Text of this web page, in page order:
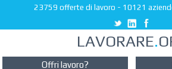
23759 offerte di lavoro - 10121
LAVORARE.
Offri lavoro?